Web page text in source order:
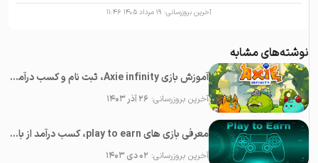
آخرین بروزرسانی: ۱۹ مرداد ۱۴۰۵ ۱۱:۴۶
نوشته‌های مشابه
آموزش بازی Axie infinity، ثبت نام و کسب درآمد از آن
آخرین بروزرسانی: ۲۶ آذر ۱۴۰۳
معرفی بازی های play to earn، کسب درآمد از بازی در فضای کریپتو
آخرین بروزرسانی: ۰۲ دی ۱۴۰۳